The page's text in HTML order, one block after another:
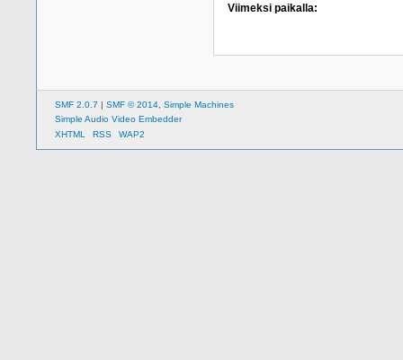
Viimeksi paikalla:
SMF 2.0.7 | SMF © 2014 Simple Machines
Simple Audio Video Embedder
XHTML
RSS WAP2